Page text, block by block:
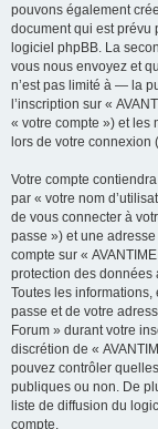
pouvons également
document qui est prévu
logiciel phpBB. La
vous nous envoyez et
n’est pas limité à — la
l’inscription sur «
« votre compte ») et les
lors de votre
Votre compte
par « votre nom
de vous connecter à
passe ») et une
compte sur «
protection des données
Toutes les informations,
passe et de votre
Forum » durant votre
discrétion de «
pouvez contrôler
publiques ou non. De
liste de diffusion du
compte.